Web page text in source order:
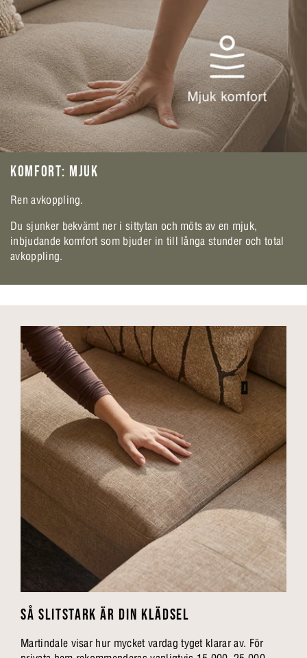
KOMFORT: MJUK
Ren avkoppling.
Du sjunker bekvämt ner i sittytan och möts av en mjuk,
inbjudande komfort som bjuder in till långa stunder och total
avkoppling.
SÅ SLITSTARK ÄR DIN KLÄDSEL
Martindale visar hur mycket vardag tyget klarar av. För